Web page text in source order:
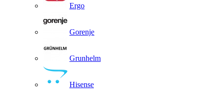
Ergo
Gorenje
Grunhelm
Hisense